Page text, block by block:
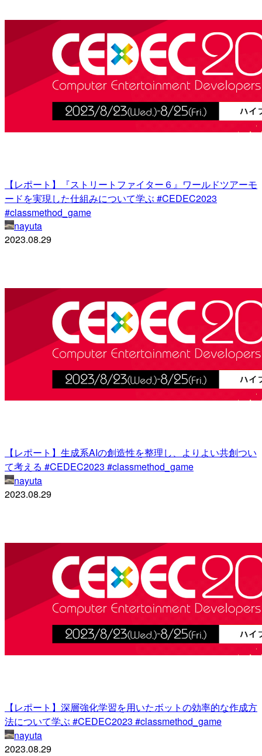
【レポート】『ストリートファイター６』ワールドツアーモ
ードを実現した仕組みについて学ぶ #CEDEC2023
#classmethod_game
nayuta
2023.08.29
【レポート】生成系AIの創造性を整理し、よりよい共創つい
て考える #CEDEC2023 #classmethod_game
nayuta
2023.08.29
【レポート】深層強化学習を用いたボットの効率的な作成方
法について学ぶ #CEDEC2023 #classmethod_game
nayuta
2023.08.29